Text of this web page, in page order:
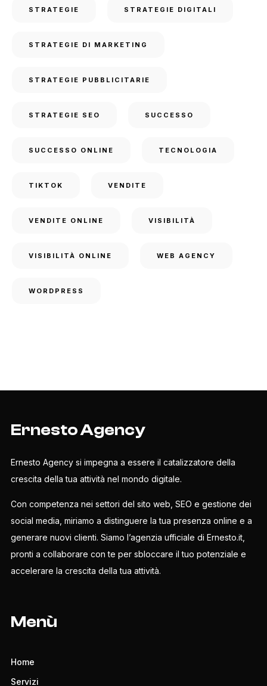
STRATEGIE STRATEGIE DIGITALI
STRATEGIE DI MARKETING
STRATEGIE PUBBLICITARIE
STRATEGIE SEO SUCCESSO
SUCCESSO ONLINE TECNOLOGIA
TIKTOK VENDITE
VENDITE ONLINE VISIBILITÀ
VISIBILITÀ ONLINE WEB AGENCY
WORDPRESS
Ernesto Agency
Ernesto Agency si impegna a essere il catalizzatore della
crescita della tua attività nel mondo digitale.
Con competenza nei settori del sito web, SEO e gestione dei
social media, miriamo a distinguere la tua presenza online e a
generare nuovi clienti. Siamo l’agenzia ufficiale di Ernesto.it,
pronti a collaborare con te per sbloccare il tuo potenziale e
accelerare la crescita della tua attività.
Menù
Home
Servizi